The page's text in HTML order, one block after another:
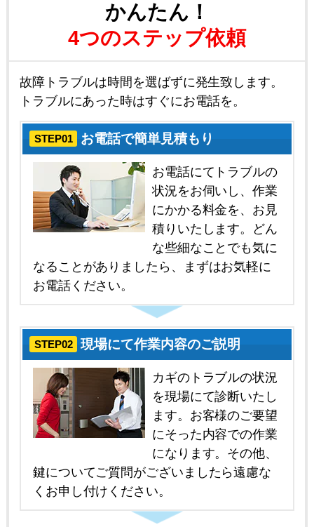
かんたん！
4つのステップ依頼
故障トラブルは時間を選ばずに発生致します。
トラブルにあった時はすぐにお電話を。
STEP01 お電話で簡単見積もり
お電話にてトラブルの
状況をお伺いし、作業
にかかる料金を、お見
積りいたします。どん
な些細なことでも気に
なることがありましたら、まずはお気軽に
お電話ください。
STEP02 現場にて作業内容のご説明
カギのトラブルの状況
を現場にて診断いたし
ます。お客様のご要望
にそった内容での作業
になります。その他、
鍵についてご質問がございましたら遠慮な
くお申し付けください。